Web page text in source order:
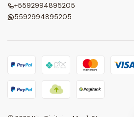
+5592994895205
5592994895205